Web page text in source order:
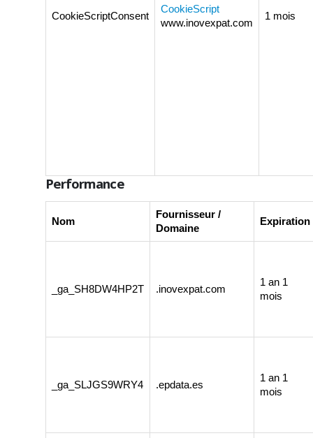
CookieScriptConsent
CookieScript
www.inovexpat.com
1 mois
Performance
Nom
Fournisseur /
Domaine
Expiration
_ga_SH8DW4HP2T .inovexpat.com
1 an 1
mois
_ga_SLJGS9WRY4 .epdata.es
1 an 1
mois